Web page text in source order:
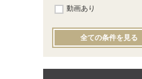
動画あり
全ての条件を見る